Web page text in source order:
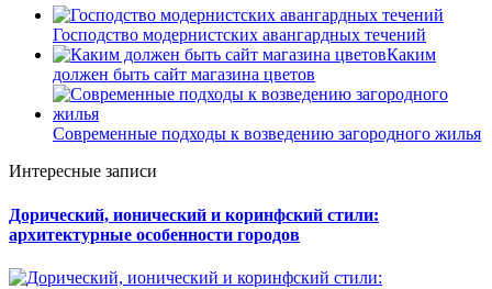
Господство модернистских авангардных течений
Каким
должен быть сайт магазина цветов
Современные подходы к возведению загородного жилья
Интересные записи
Дорический, ионический и коринфский стили:
архитектурные особенности городов